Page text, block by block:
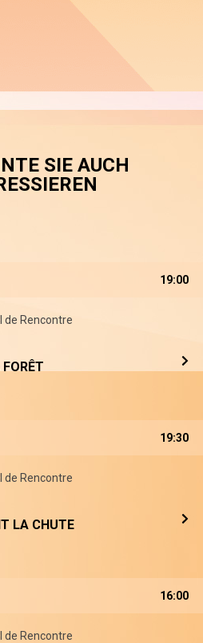
SIE AUCH
19:00
de Rencontre
19:30
de Rencontre
LA CHUTE
16:00
de Rencontre